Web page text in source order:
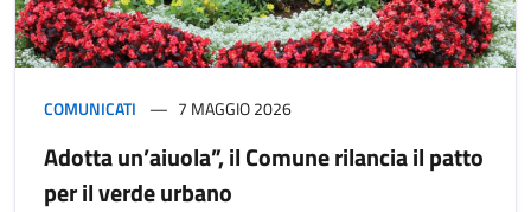
COMUNICATI 7 MAGGIO 2026
Adotta un’aiuola”, il Comune rilancia il patto
per il verde urbano